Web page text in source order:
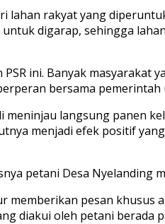
rakyat yang
digarap, sehingga
PSR ini. Banyak
bersama
meninjau langsung panen
menjadi efek positif
petani Desa Nyelanding
memberikan pesan
diakui oleh petani berada